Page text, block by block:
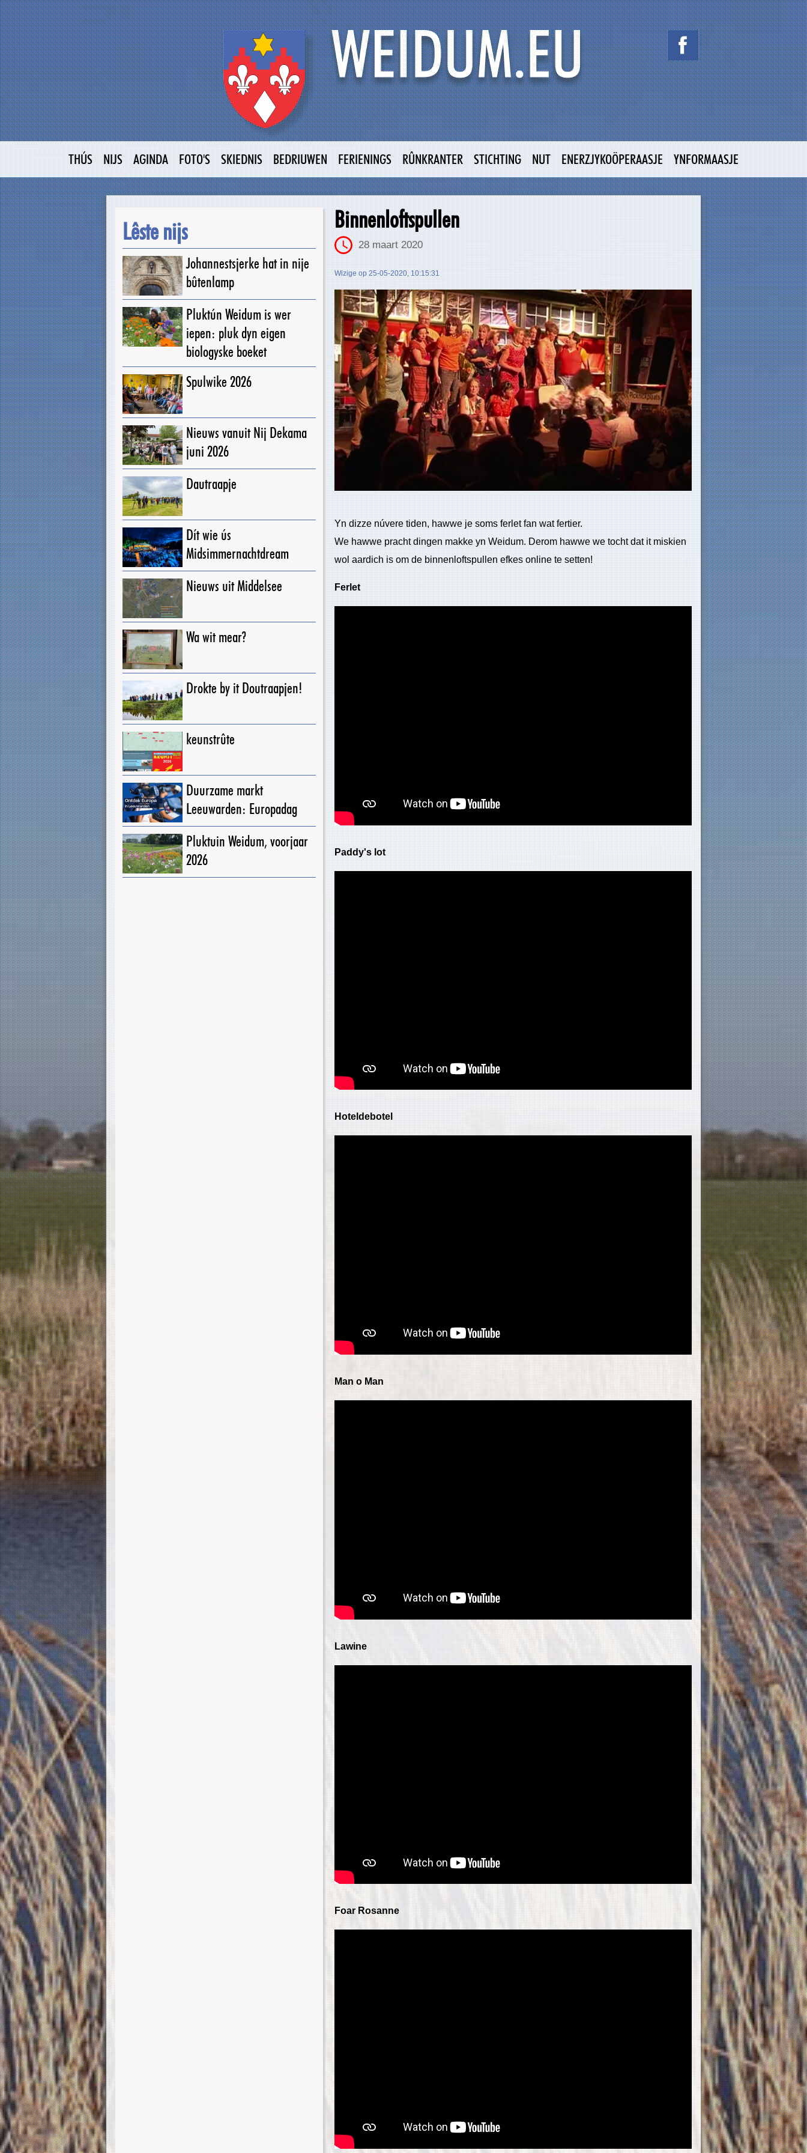
THÚS NIJS AGINDA FOTO'S SKIEDNIS BEDRIUWEN FERIENINGS RÛNKRANTER STICHTING NUT ENERZJYKOÖPERAASJE YNFORMAASJE
Lêste nijs
Johannestsjerke hat in nije
bûtenlamp
Pluktún Weidum is wer
iepen: pluk dyn eigen
biologyske boeket
Spulwike 2026
Nieuws vanuit Nij Dekama
juni 2026
Dautraapje
Dít wie ús
Midsimmernachtdream
Nieuws uit Middelsee
Wa wit mear?
Drokte by it Doutraapjen!
keunstrûte
Duurzame markt
Leeuwarden: Europadag
Pluktuin Weidum, voorjaar
2026
Binnenloftspullen
28 maart 2020
Wizige op 25-05-2020, 10:15:31
Yn dizze núvere tiden, hawwe je soms ferlet fan wat fertier.
We hawwe pracht dingen makke yn Weidum. Derom hawwe we tocht dat it miskien
wol aardich is om de binnenloftspullen efkes online te setten!
Ferlet
Paddy's lot
Hoteldebotel
Man o Man
Lawine
Foar Rosanne